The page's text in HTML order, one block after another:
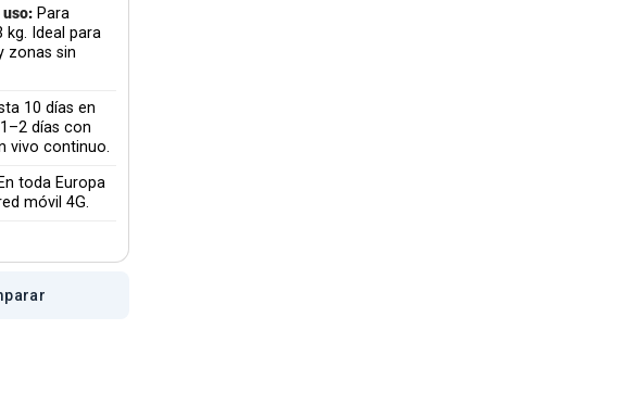
uso: Para
kg. Ideal para
zonas sin
10 días en
días con
vivo continuo.
toda Europa
móvil 4G.